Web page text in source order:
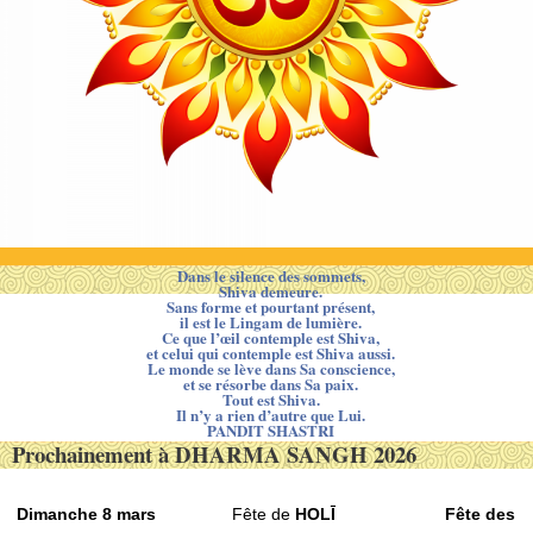
Dans le silence des sommets,
Shiva demeure.
Sans forme et pourtant présent,
il est le Lingam de lumière.
Ce que l’œil contemple est Shiva,
et celui qui contemple est Shiva aussi.
Le monde se lève dans Sa conscience,
et se résorbe dans Sa paix.
Tout est Shiva.
Il n’y a rien d’autre que Lui.
PANDIT SHASTRI
Prochainement à DHARMA SANGH 2026
Dimanche 8 mars Fête de HOLĪ Fête des